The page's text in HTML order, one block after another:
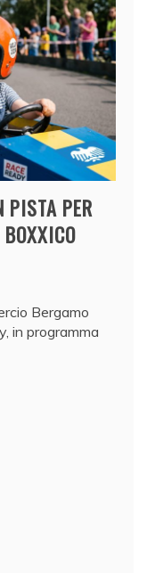
PISTA PER
Bergamo
in programma